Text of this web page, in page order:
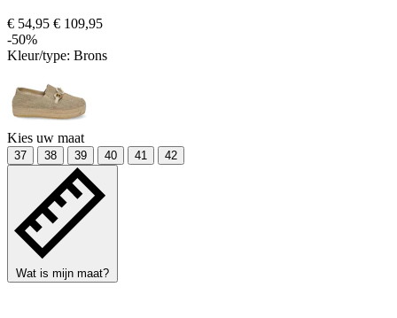
€ 54,95 € 109,95
-50%
Kleur/type: Brons
Kies uw maat
37 38 39 40 41 42
Wat is mijn maat?